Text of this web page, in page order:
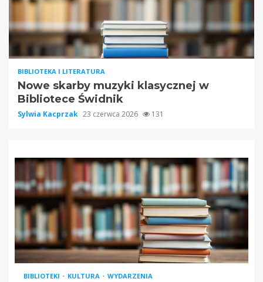
BIBLIOTEKA I LITERATURA
Nowe skarby muzyki klasycznej w
Bibliotece Świdnik
Sylwia Kacprzak 23 czerwca 2026 131
BIBLIOTEKI KULTURA WYDARZENIA